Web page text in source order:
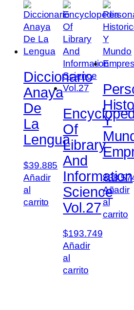
Diccionario
Anaya
De
La
Lengua
$39.885
Añadir
al
carrito
Of
Library
And
Information
Science
Vol.27
$193.749
Añadir
al
carrito
Y
$
Añadir
al
carrito